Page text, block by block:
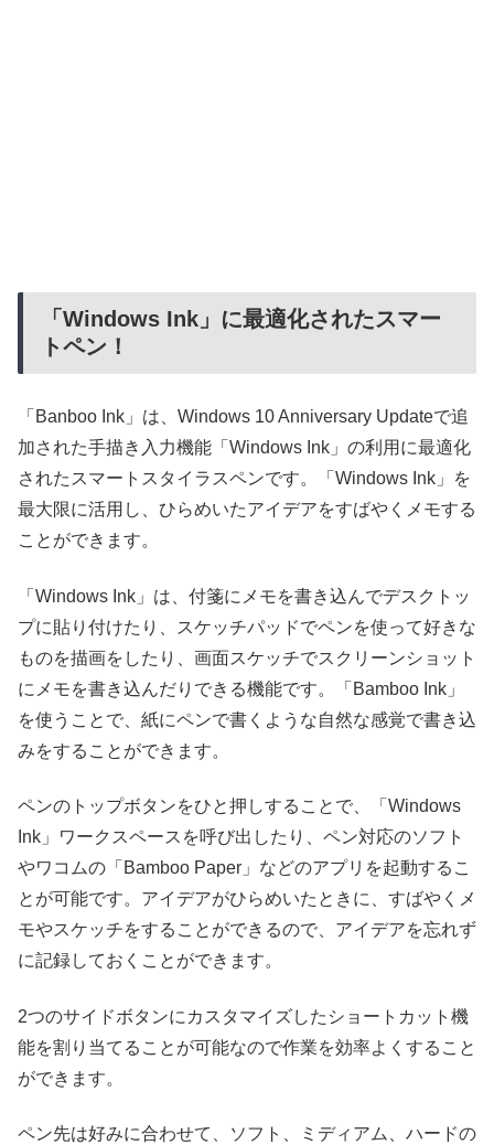
「Windows Ink」に最適化されたスマー
トペン！
「Banboo Ink」は、Windows 10 Anniversary Updateで追
加された手描き入力機能「Windows Ink」の利用に最適化
されたスマートスタイラスペンです。「Windows Ink」を
最大限に活用し、ひらめいたアイデアをすばやくメモする
ことができます。
「Windows Ink」は、付箋にメモを書き込んでデスクトッ
プに貼り付けたり、スケッチパッドでペンを使って好きな
ものを描画をしたり、画面スケッチでスクリーンショット
にメモを書き込んだりできる機能です。「Bamboo Ink」
を使うことで、紙にペンで書くような自然な感覚で書き込
みをすることができます。
ペンのトップボタンをひと押しすることで、「Windows
Ink」ワークスペースを呼び出したり、ペン対応のソフト
やワコムの「Bamboo Paper」などのアプリを起動するこ
とが可能です。アイデアがひらめいたときに、すばやくメ
モやスケッチをすることができるので、アイデアを忘れず
に記録しておくことができます。
2つのサイドボタンにカスタマイズしたショートカット機
能を割り当てることが可能なので作業を効率よくすること
ができます。
ペン先は好みに合わせて、ソフト、ミディアム、ハードの